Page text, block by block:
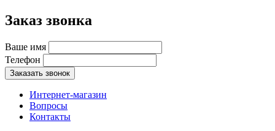
Заказ звонка
Ваше имя
Телефон
Заказать звонок
Интернет-магазин
Вопросы
Контакты